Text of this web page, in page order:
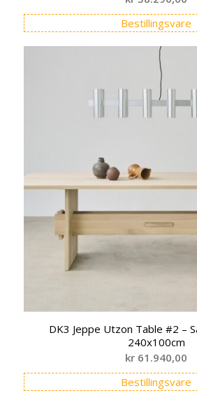
Bestillingsvare
DK3 Jeppe Utzon Table #2 –
240x100cm
kr 61.940,00
Bestillingsvare